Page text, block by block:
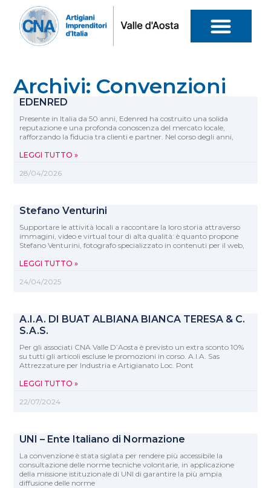
Archivi: Convenzioni
EDENRED
Presente in Italia da 50 anni, Edenred ha costruito una solida
reputazione e una profonda conoscenza del mercato locale,
rafforzando la fiducia tra clienti e partner. Nel corso degli anni,
LEGGI TUTTO »
28/04/2026
Stefano Venturini
Supportare le attività locali a raccontare la loro storia attraverso
immagini, video e virtual tour di alta qualità: è quanto propone
Stefano Venturini, fotografo specializzato in contenuti per il web,
LEGGI TUTTO »
24/04/2025
A.I.A. DI BUAT ALBIANA BIANCA TERESA & C.
S.A.S.
Per gli associati CNA Valle D’Aosta è previsto un extra sconto 10%
su tutti gli articoli escluse le promozioni in corso. A.I.A. Sas
Attrezzature per Industria e Artigianato Loc. Pont
LEGGI TUTTO »
22/07/2024
UNI – Ente Italiano di Normazione
La convenzione è stata siglata per rendere più accessibile la
consultazione delle norme tecniche volontarie, in applicazione
della missione istituzionale di UNI di garantire la più ampia
diffusione delle norme